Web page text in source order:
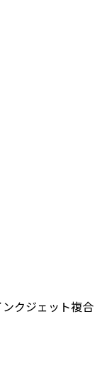
クジェット複合